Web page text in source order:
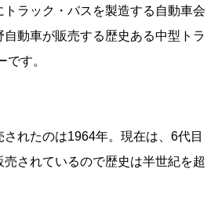
ラック・バスを製造する自動車会
動車が販売する歴史ある中型トラ
です。
れたのは1964年。現在は、6代目
売されているので歴史は半世紀を超